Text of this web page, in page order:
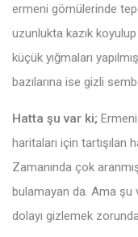
ermeni gömülerinde
uzunlukta kazık
küçük yığmaları
bazılarına ise gizli
Hatta şu var ki;
haritaları için tartışılan
Zamanında çok
bulamayan da. Ama şu
dolayı gizlemek